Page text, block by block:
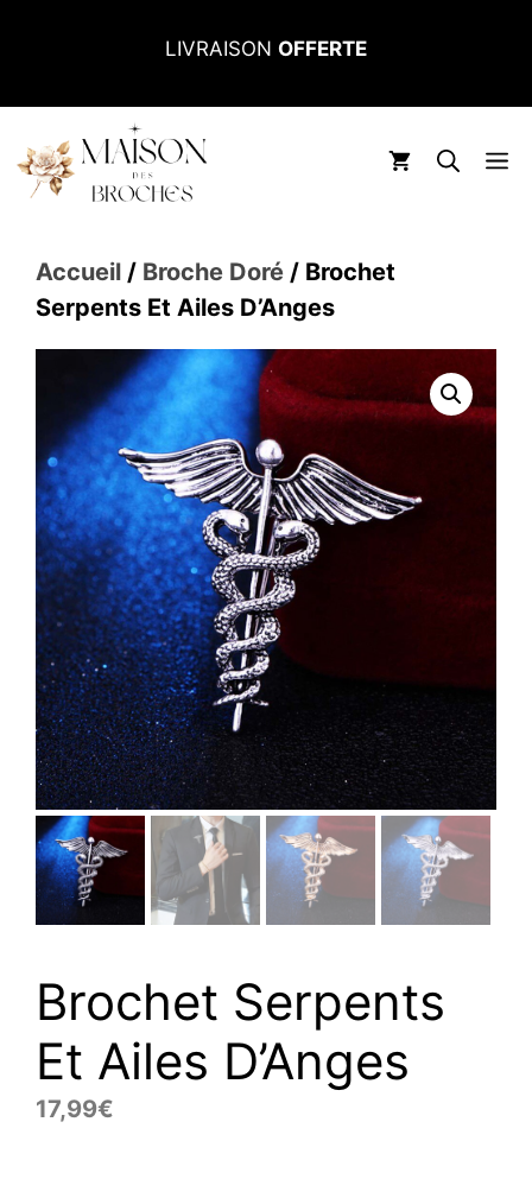
LIVRAISON OFFERTE
Accueil / Broche Doré / Brochet
Serpents Et Ailes D’Anges
Brochet Serpents
Et Ailes D’Anges
17,99€